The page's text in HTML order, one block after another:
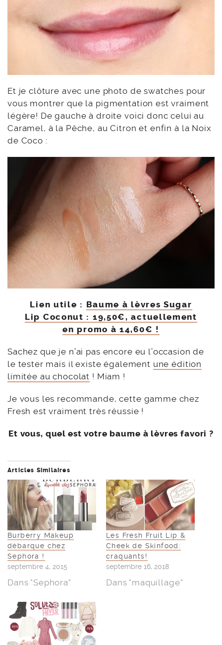
Et je clôture avec une photo de swatches pour
vous montrer que la pigmentation est vraiment
légère! De gauche à droite voici donc celui au
Caramel, à la Pêche, au Citron et enfin à la Noix
de Coco :
Lien utile : Baume à lèvres Sugar
Lip Coconut : 19,50€, actuellement
en promo à 14,60€ !
Sachez que je n’ai pas encore eu l’occasion de
le tester mais il existe également une édition
limitée au chocolat ! Miam !
Je vous les recommande, cette gamme chez
Fresh est vraiment très réussie !
Et vous, quel est votre baume à lèvres favori ?
Articles Similaires
Burberry Makeup
débarque chez
Sephora !
septembre 4, 2015
Dans "Sephora"
Les Fresh Fruit Lip &
Cheek de Skinfood:
craquants!
septembre 16, 2018
Dans "maquillage"